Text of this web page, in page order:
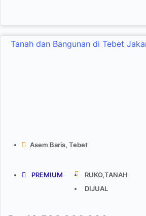
Tanah dan Bangunan di Tebet
Asem Baris, Tebet
PREMIUM
RUKO,TANAH
DIJUAL